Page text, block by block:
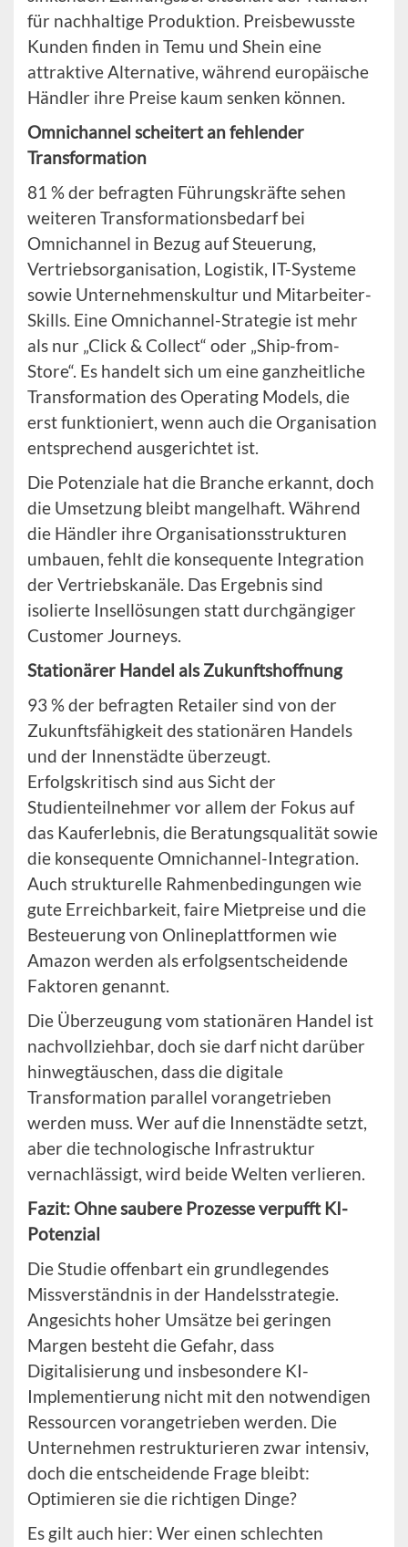
für nachhaltige Produktion. Preisbewusste
Kunden finden in Temu und Shein eine
attraktive Alternative, während europäische
Händler ihre Preise kaum senken können.
Omnichannel scheitert an fehlender
Transformation
81 % der befragten Führungskräfte sehen
weiteren Transformationsbedarf bei
Omnichannel in Bezug auf Steuerung,
Vertriebsorganisation, Logistik, IT-Systeme
sowie Unternehmenskultur und Mitarbeiter-
Skills. Eine Omnichannel-Strategie ist mehr
als nur „Click & Collect“ oder „Ship-from-
Store“. Es handelt sich um eine ganzheitliche
Transformation des Operating Models, die
erst funktioniert, wenn auch die Organisation
entsprechend ausgerichtet ist.
Die Potenziale hat die Branche erkannt, doch
die Umsetzung bleibt mangelhaft. Während
die Händler ihre Organisationsstrukturen
umbauen, fehlt die konsequente Integration
der Vertriebskanäle. Das Ergebnis sind
isolierte Insellösungen statt durchgängiger
Customer Journeys.
Stationärer Handel als Zukunftshoffnung
93 % der befragten Retailer sind von der
Zukunftsfähigkeit des stationären Handels
und der Innenstädte überzeugt.
Erfolgskritisch sind aus Sicht der
Studienteilnehmer vor allem der Fokus auf
das Kauferlebnis, die Beratungsqualität sowie
die konsequente Omnichannel-Integration.
Auch strukturelle Rahmenbedingungen wie
gute Erreichbarkeit, faire Mietpreise und die
Besteuerung von Onlineplattformen wie
Amazon werden als erfolgsentscheidende
Faktoren genannt.
Die Überzeugung vom stationären Handel ist
nachvollziehbar, doch sie darf nicht darüber
hinwegtäuschen, dass die digitale
Transformation parallel vorangetrieben
werden muss. Wer auf die Innenstädte setzt,
aber die technologische Infrastruktur
vernachlässigt, wird beide Welten verlieren.
Fazit: Ohne saubere Prozesse verpufft KI-
Potenzial
Die Studie offenbart ein grundlegendes
Missverständnis in der Handelsstrategie.
Angesichts hoher Umsätze bei geringen
Margen besteht die Gefahr, dass
Digitalisierung und insbesondere KI-
Implementierung nicht mit den notwendigen
Ressourcen vorangetrieben werden. Die
Unternehmen restrukturieren zwar intensiv,
doch die entscheidende Frage bleibt:
Optimieren sie die richtigen Dinge?
Es gilt auch hier: Wer einen schlechten